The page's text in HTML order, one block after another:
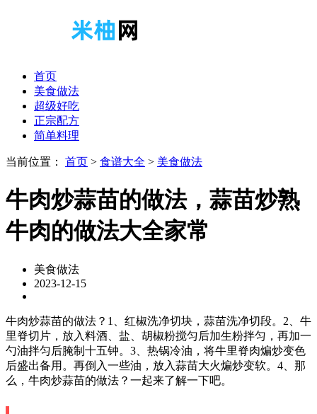
首页
美食做法
超级好吃
正宗配方
简单料理
当前位置： 首页 > 食谱大全 > 美食做法
牛肉炒蒜苗的做法，蒜苗炒熟
牛肉的做法大全家常
美食做法
2023-12-15
牛肉炒蒜苗的做法？1、红椒洗净切块，蒜苗洗净切段。2、牛
里脊切片，放入料酒、盐、胡椒粉搅匀后加生粉拌匀，再加一
勺油拌匀后腌制十五钟。3、热锅冷油，将牛里脊肉煸炒变色
后盛出备用。再倒入一些油，放入蒜苗大火煸炒变软。4、那
么，牛肉炒蒜苗的做法？一起来了解一下吧。